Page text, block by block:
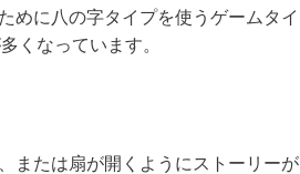
めに八の字タイプを使うゲームタイ
くなっています。
または扇が開くようにストーリーが